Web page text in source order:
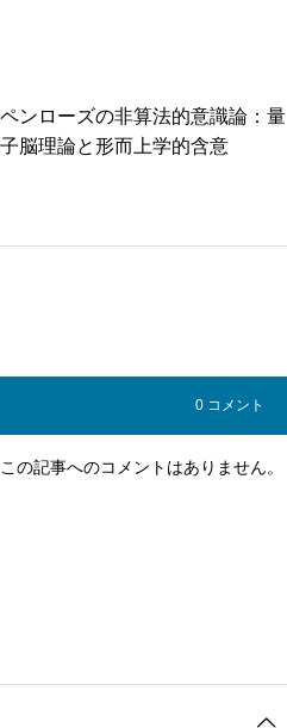
ペンローズの非算法的意識論：量
子脳理論と形而上学的含意
0 コメント
この記事へのコメントはありません。